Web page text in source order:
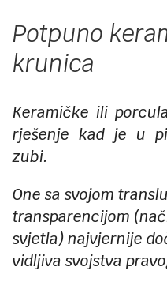
Potpuno
krunica
Keramičke ili
rješenje kad je u
zubi.
One sa svojom
transparencijom
svjetla) najvjernije
vidljiva svojstva